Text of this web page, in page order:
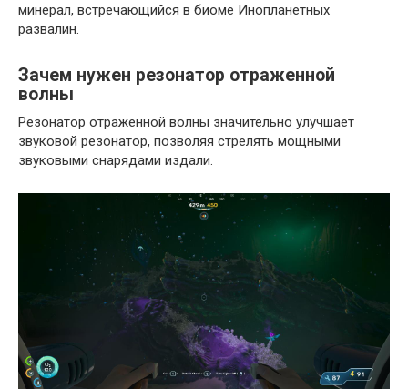
минерал, встречающийся в биоме Инопланетных
развалин.
Зачем нужен резонатор отраженной
волны
Резонатор отраженной волны значительно улучшает
звуковой резонатор, позволяя стрелять мощными
звуковыми снарядами издали.